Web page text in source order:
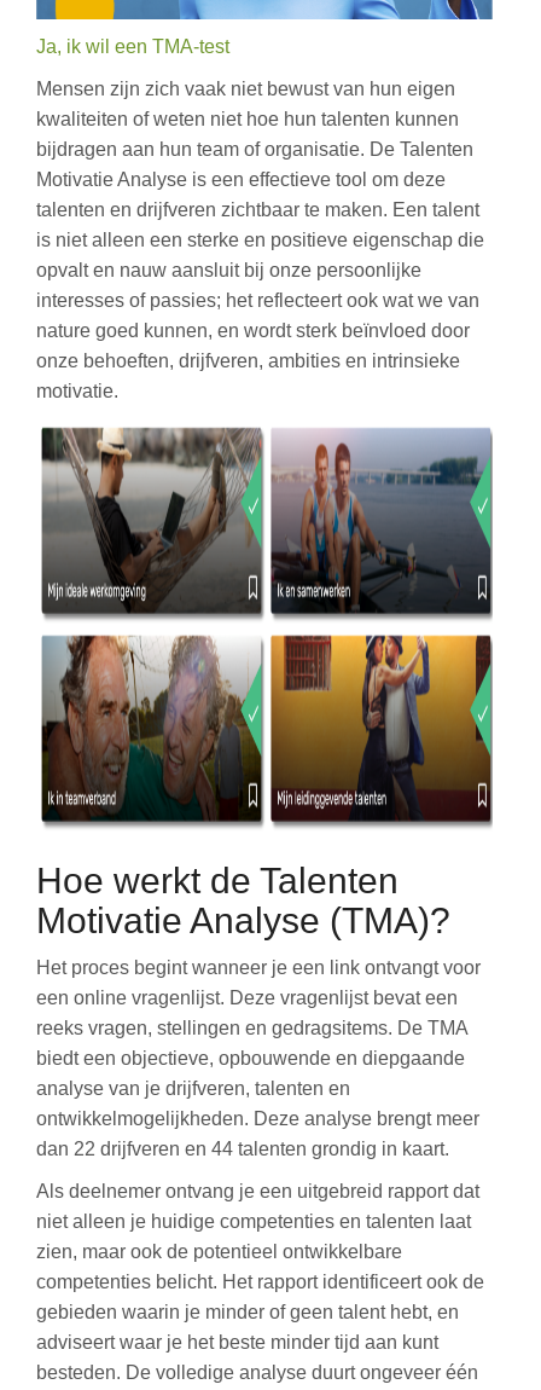
Ja, ik wil een TMA-test
Mensen zijn zich vaak niet bewust van hun eigen
kwaliteiten of weten niet hoe hun talenten kunnen
bijdragen aan hun team of organisatie. De Talenten
Motivatie Analyse is een effectieve tool om deze
talenten en drijfveren zichtbaar te maken. Een talent
is niet alleen een sterke en positieve eigenschap die
opvalt en nauw aansluit bij onze persoonlijke
interesses of passies; het reflecteert ook wat we van
nature goed kunnen, en wordt sterk beïnvloed door
onze behoeften, drijfveren, ambities en intrinsieke
motivatie.
Hoe werkt de Talenten
Motivatie Analyse (TMA)?
Het proces begint wanneer je een link ontvangt voor
een online vragenlijst. Deze vragenlijst bevat een
reeks vragen, stellingen en gedragsitems. De TMA
biedt een objectieve, opbouwende en diepgaande
analyse van je drijfveren, talenten en
ontwikkelmogelijkheden. Deze analyse brengt meer
dan 22 drijfveren en 44 talenten grondig in kaart.
Als deelnemer ontvang je een uitgebreid rapport dat
niet alleen je huidige competenties en talenten laat
zien, maar ook de potentieel ontwikkelbare
competenties belicht. Het rapport identificeert ook de
gebieden waarin je minder of geen talent hebt, en
adviseert waar je het beste minder tijd aan kunt
besteden. De volledige analyse duurt ongeveer één